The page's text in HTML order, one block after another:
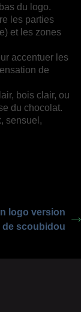
du logo.
les parties
et les zones
accentuer les
de
bois clair, ou
du chocolat.
sensuel,
logo version
de scoubidou